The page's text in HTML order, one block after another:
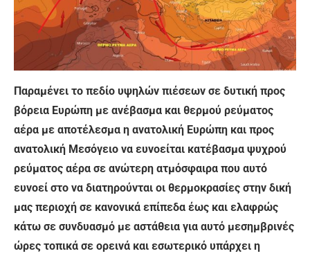
Παραμένει το πεδίο υψηλών πιέσεων σε δυτική προς
βόρεια Ευρώπη με ανέβασμα και θερμού ρεύματος
αέρα με αποτέλεσμα η ανατολική Ευρώπη και προς
ανατολική Μεσόγειο να ευνοείται κατέβασμα ψυχρού
ρεύματος αέρα σε ανώτερη ατμόσφαιρα που αυτό
ευνοεί στο να διατηρούνται οι θερμοκρασίες στην δική
μας περιοχή σε κανονικά επίπεδα έως και ελαφρώς
κάτω σε συνδυασμό με αστάθεια για αυτό μεσημβρινές
ώρες τοπικά σε ορεινά και εσωτερικό υπάρχει η